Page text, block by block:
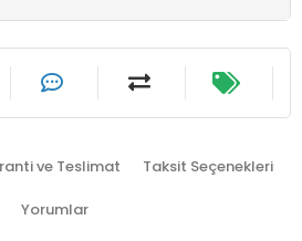
ve Teslimat Taksit Seçenekleri
Yorumlar